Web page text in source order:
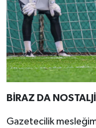
BİRAZ DA NOSTALJİ
Gazetecilik